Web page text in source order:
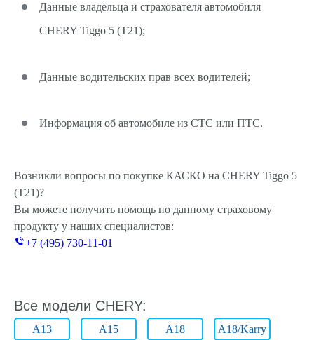
Данные владельца и страхователя автомобиля
CHERY Tiggo 5 (T21);
Данные водительских прав всех водителей;
Информация об автомобиле из СТС или ПТС.
Возникли вопросы по покупке КАСКО на CHERY Tiggo 5
(T21)?
Вы можете получить помощь по данному страховому
продукту у наших специалистов:
+7 (495) 730-11-01
Все модели CHERY:
A13 A15 A18 A18/Karry